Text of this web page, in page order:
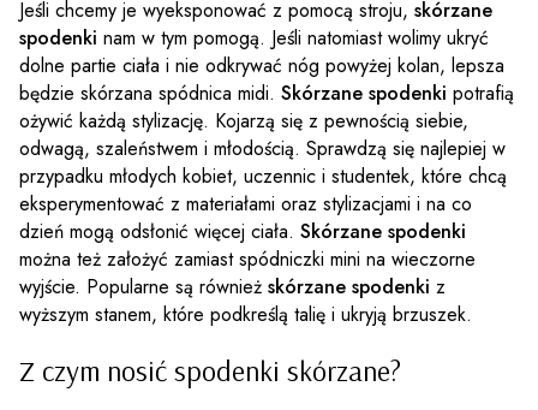
Jeśli chcemy je wyeksponować z pomocą stroju, skórzane
spodenki nam w tym pomogą. Jeśli natomiast wolimy ukryć
dolne partie ciała i nie odkrywać nóg powyżej kolan, lepsza
będzie skórzana spódnica midi. Skórzane spodenki potrafią
ożywić każdą stylizację. Kojarzą się z pewnością siebie,
odwagą, szaleństwem i młodością. Sprawdzą się najlepiej w
przypadku młodych kobiet, uczennic i studentek, które chcą
eksperymentować z materiałami oraz stylizacjami i na co
dzień mogą odsłonić więcej ciała. Skórzane spodenki
można też założyć zamiast spódniczki mini na wieczorne
wyjście. Popularne są również skórzane spodenki z
wyższym stanem, które podkreślą talię i ukryją brzuszek.
Z czym nosić spodenki skórzane?